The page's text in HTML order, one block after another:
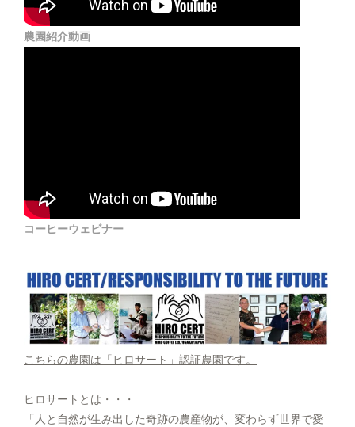
農園紹介動画
コーヒーウェビナー
こちらの農園は「ヒロサート」認証農園です。
ヒロサートとは・・・
「人と自然が生み出した奇跡の農産物が、変わらず世界で愛